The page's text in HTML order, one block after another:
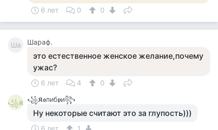
6 лет 0 0
Ша Шараф.
это естественное женское желание,почему
ужас?
6 лет 4 0
꧁𝕶 ꧁𝕶𝖔либ𝖕и꧂
Ну некоторые считают это за глупость)))
6 лет 1